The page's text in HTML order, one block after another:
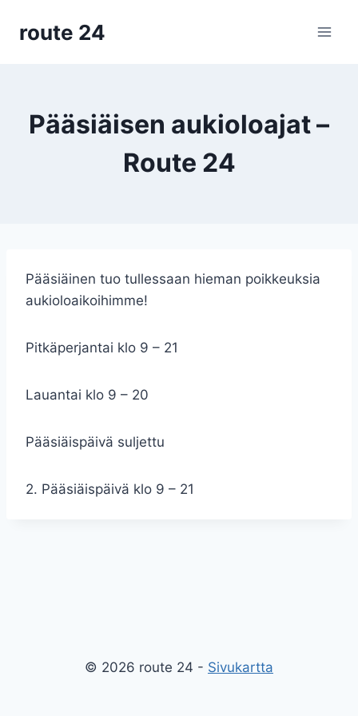
sisältöön
route 24
Pääsiäisen aukioloajat –
Route 24
Pääsiäinen tuo tullessaan hieman poikkeuksia
aukioloaikoihimme!
Pitkäperjantai klo 9 – 21
Lauantai klo 9 – 20
Pääsiäispäivä suljettu
2. Pääsiäispäivä klo 9 – 21
© 2026 route 24 - Sivukartta